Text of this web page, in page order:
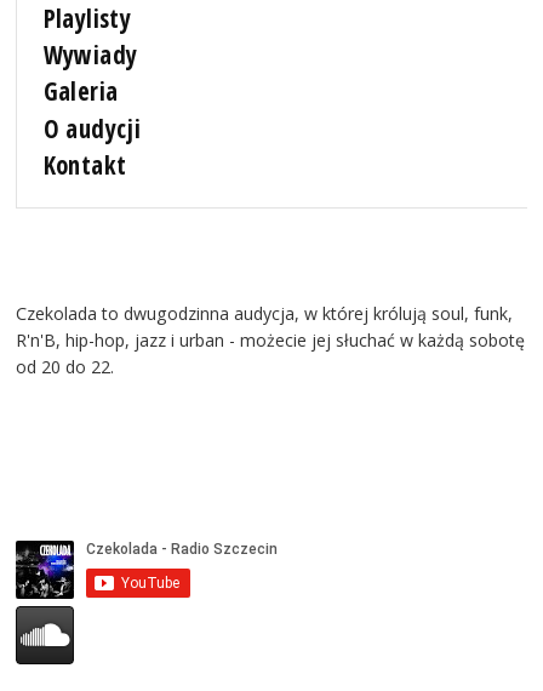
Playlisty
Wywiady
Galeria
O audycji
Kontakt
Czekolada to dwugodzinna audycja, w której królują soul, funk,
R'n'B, hip-hop, jazz i urban - możecie jej słuchać w każdą sobotę
od 20 do 22.